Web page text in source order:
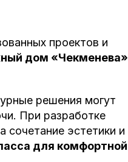
проектов и
дом «Чекменева»
решения могут
При разработке
сочетание эстетики и
для комфортной